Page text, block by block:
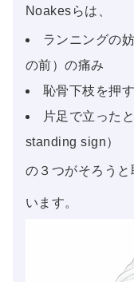
Noakesらは、
ランニングの
の前）の痛み
恥骨下枝を押
片足で立った
standing sign）
の３つがそろう
います。